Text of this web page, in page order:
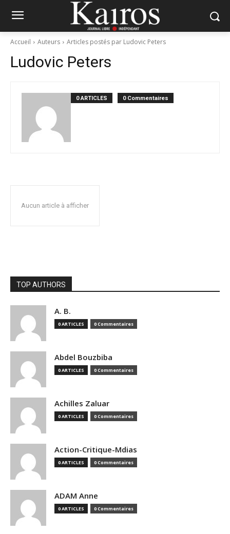
Accueil Auteurs Articles postés par Ludovic Peters
Ludovic Peters
0 ARTICLES 0 Commentaires
Aucun article à afficher
TOP AUTHORS
A. B.
0 ARTICLES 0 Commentaires
Abdel Bouzbiba
0 ARTICLES 0 Commentaires
Achilles Zaluar
0 ARTICLES 0 Commentaires
Action-Critique-Mdias
0 ARTICLES 0 Commentaires
ADAM Anne
0 ARTICLES 0 Commentaires